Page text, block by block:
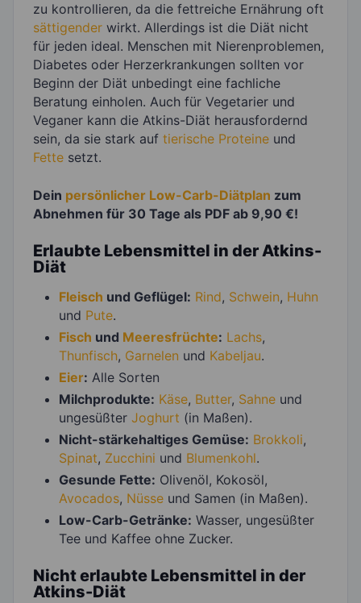
zu kontrollieren, da die fettreiche Ernährung oft
sättigender wirkt. Allerdings ist die Diät nicht
für jeden ideal. Menschen mit Nierenproblemen,
Diabetes oder Herzerkrankungen sollten vor
Beginn der Diät unbedingt eine fachliche
Beratung einholen. Auch für Vegetarier und
Veganer kann die Atkins-Diät herausfordernd
sein, da sie stark auf tierische Proteine und
Fette setzt.
Dein persönlicher Low-Carb-Diätplan zum
Abnehmen für 30 Tage als PDF ab 9,90 €!
Erlaubte Lebensmittel in der Atkins-
Diät
Fleisch und Geflügel: Rind, Schwein, Huhn
und Pute.
Fisch und Meeresfrüchte: Lachs,
Thunfisch, Garnelen und Kabeljau.
Eier: Alle Sorten
Milchprodukte: Käse, Butter, Sahne und
ungesüßter Joghurt (in Maßen).
Nicht-stärkehaltiges Gemüse: Brokkoli,
Spinat, Zucchini und Blumenkohl.
Gesunde Fette: Olivenöl, Kokosöl,
Avocados, Nüsse und Samen (in Maßen).
Low-Carb-Getränke: Wasser, ungesüßter
Tee und Kaffee ohne Zucker.
Nicht erlaubte Lebensmittel in der
Atkins-Diät